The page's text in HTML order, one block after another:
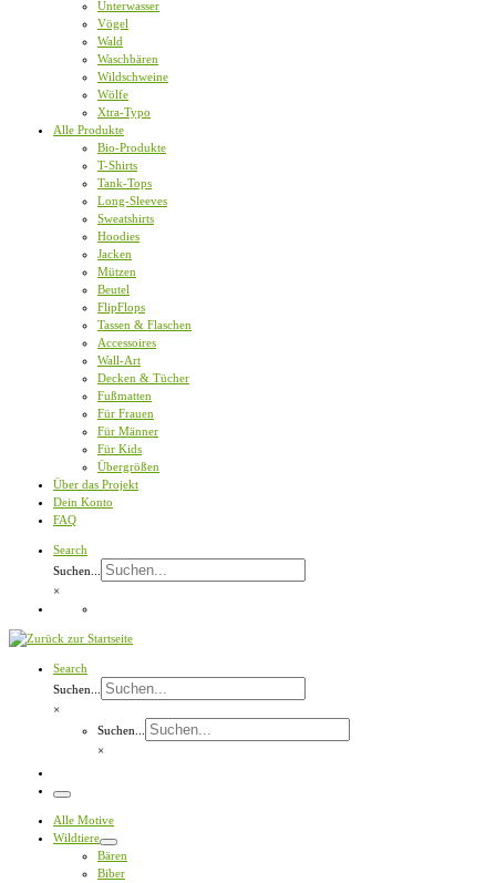
Unterwasser
Vögel
Wald
Waschbären
Wildschweine
Wölfe
Xtra-Typo
Alle Produkte
Bio-Produkte
T-Shirts
Tank-Tops
Long-Sleeves
Sweatshirts
Hoodies
Jacken
Mützen
Beutel
FlipFlops
Tassen & Flaschen
Accessoires
Wall-Art
Decken & Tücher
Fußmatten
Für Frauen
Für Männer
Für Kids
Übergrößen
Über das Projekt
Dein Konto
FAQ
Search
Suchen...
×
Search
Suchen...
×
Suchen...
×
Menü
Alle Motive
Wildtiere
Bären
Biber